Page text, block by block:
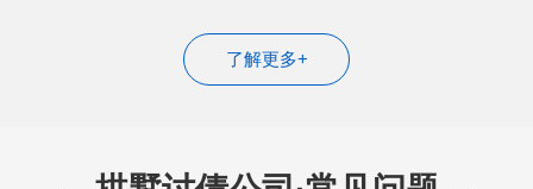
了解更多+